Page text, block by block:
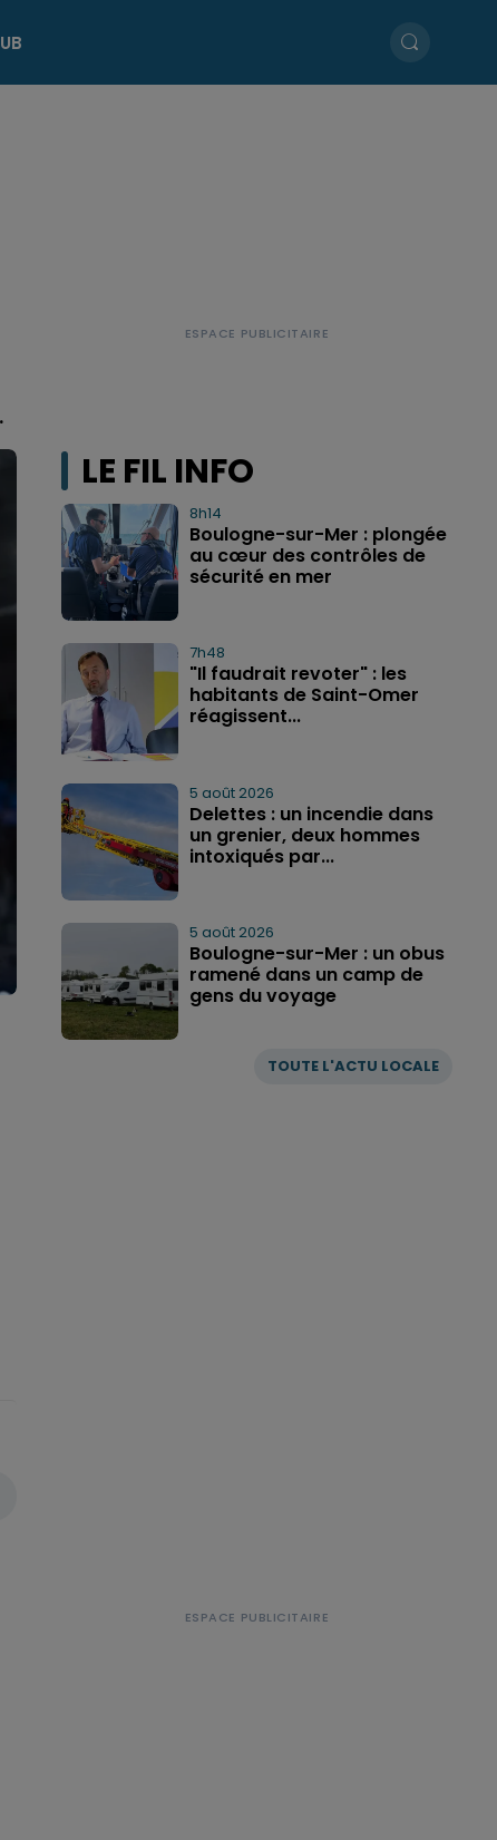
LE FIL INFO
TOUTE L'ACTU LOCALE
8h14
Boulogne-sur-Mer : plongée
au cœur des contrôles de
sécurité en mer
7h48
"Il faudrait revoter" : les
habitants de Saint-Omer
réagissent...
5 août 2026
Delettes : un incendie dans
un grenier, deux hommes
intoxiqués par...
5 août 2026
Boulogne-sur-Mer : un obus
ramené dans un camp de
gens du voyage